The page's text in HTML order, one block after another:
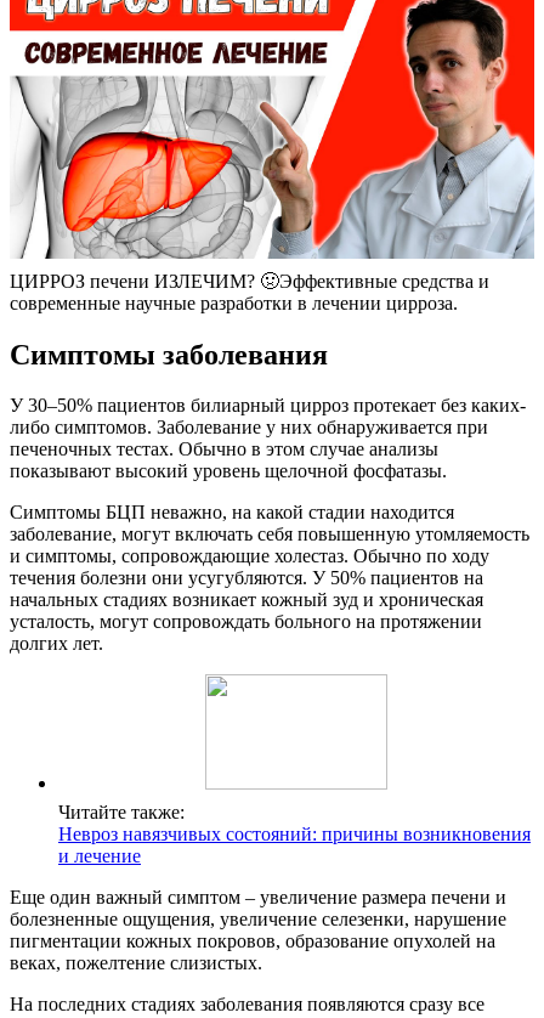
ЦИРРОЗ печени ИЗЛЕЧИМ? 🤢Эффективные средства и
современные научные разработки в лечении цирроза.
Симптомы заболевания
У 30–50% пациентов билиарный цирроз протекает без каких-
либо симптомов. Заболевание у них обнаруживается при
печеночных тестах. Обычно в этом случае анализы
показывают высокий уровень щелочной фосфатазы.
Симптомы БЦП неважно, на какой стадии находится
заболевание, могут включать себя повышенную утомляемость
и симптомы, сопровождающие холестаз. Обычно по ходу
течения болезни они усугубляются. У 50% пациентов на
начальных стадиях возникает кожный зуд и хроническая
усталость, могут сопровождать больного на протяжении
долгих лет.
Читайте также:
Невроз навязчивых состояний: причины возникновения
и лечение
Еще один важный симптом – увеличение размера печени и
болезненные ощущения, увеличение селезенки, нарушение
пигментации кожных покровов, образование опухолей на
веках, пожелтение слизистых.
На последних стадиях заболевания появляются сразу все